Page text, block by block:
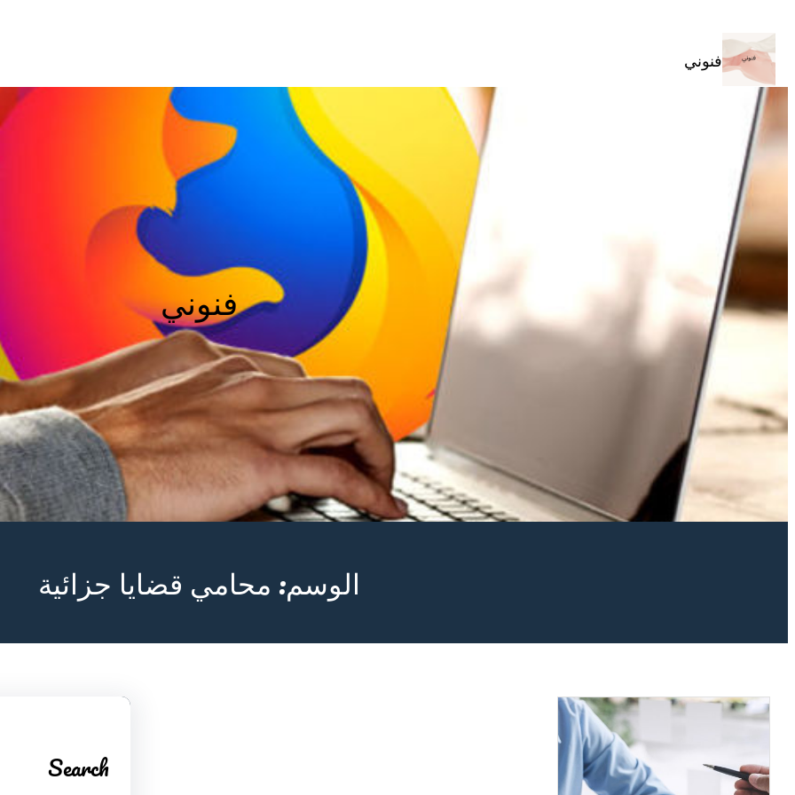
المحتوى
فنوني
فنوني
الوسم:محامي قضايا جزائية
Search